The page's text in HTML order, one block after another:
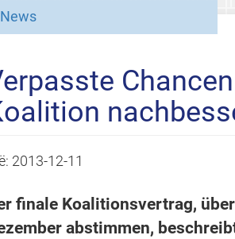
News
2013-12-11
finale Koalitionsvertrag,
abstimmen,